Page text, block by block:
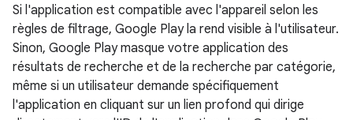
Si l'application est compatible avec l'appareil selon les
règles de filtrage, Google Play la rend visible à l'utilisateur.
Sinon, Google Play masque votre application des
résultats de recherche et de la recherche par catégorie,
même si un utilisateur demande spécifiquement
l'application en cliquant sur un lien profond qui dirige